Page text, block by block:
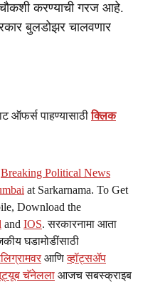
चौकशी करण्याची गरज आहे.
बुलडोझर चालवणार
ऑफर्स पाहण्यासाठीक्लिक
Breaking Political News
at Sarkarnama. To Get
Download the
and IOS. सरकारनामा आता
घडामोडींसाठी
आणिव्हॉट्सॲप
चॅनेलला आजच सबस्क्राइब